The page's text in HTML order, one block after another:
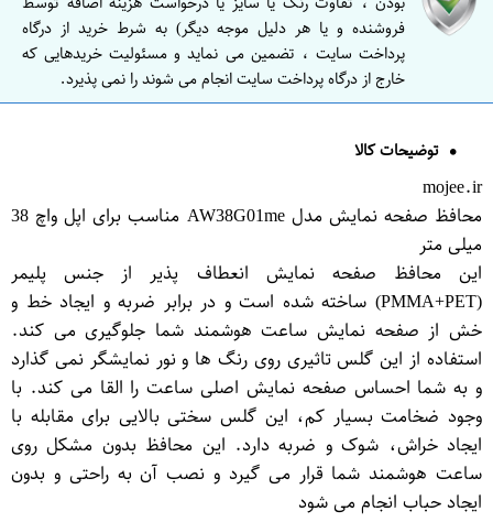
فروشنده و یا هر دلیل موجه دیگر) به شرط خرید از درگاه
پرداخت سایت ، تضمین می نماید و مسئولیت خریدهایی که
خارج از درگاه پرداخت سایت انجام می شوند را نمی پذیرد.
توضیحات کالا
mojee.ir
محافظ صفحه نمایش مدل AW38G01me مناسب برای اپل واچ 38
میلی متر
این محافظ صفحه نمایش انعطاف پذیر از جنس پلیمر
(PMMA+PET) ساخته شده است و در برابر ضربه و ایجاد خط و
خش از صفحه نمایش ساعت هوشمند شما جلوگیری می کند.
استفاده از این گلس تاثیری روی رنگ ها و نور نمایشگر نمی گذارد
و به شما احساس صفحه نمایش اصلی ساعت را القا می کند. با
وجود ضخامت بسیار کم، این گلس سختی بالایی برای مقابله با
ایجاد خراش، شوک و ضربه دارد. این محافظ بدون مشکل روی
ساعت هوشمند شما قرار می گیرد و نصب آن به راحتی و بدون
ایجاد حباب انجام می شود